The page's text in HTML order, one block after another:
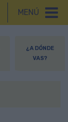
MENÚ
¿A DÓNDE
VAS?